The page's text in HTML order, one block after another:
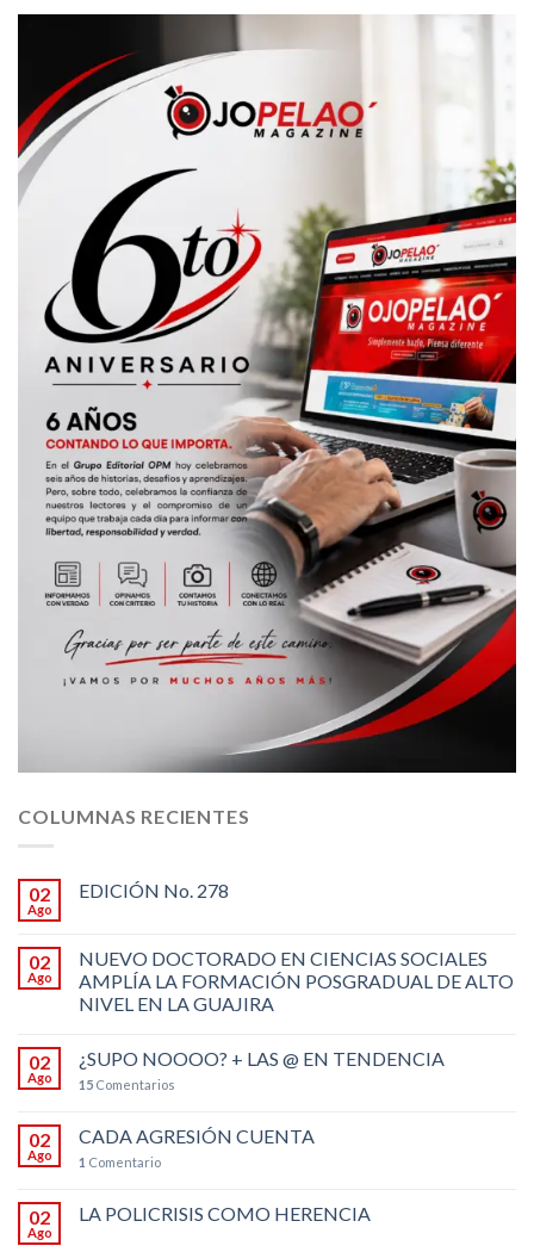
COLUMNAS RECIENTES
02
Ago
EDICIÓN No. 278
02
Ago
NUEVO DOCTORADO EN CIENCIAS SOCIALES
AMPLÍA LA FORMACIÓN POSGRADUAL DE ALTO
NIVEL EN LA GUAJIRA
02
Ago
¿SUPO NOOOO? + LAS @ EN TENDENCIA
15 Comentarios
02
Ago
CADA AGRESIÓN CUENTA
1 Comentario
02
Ago
LA POLICRISIS COMO HERENCIA